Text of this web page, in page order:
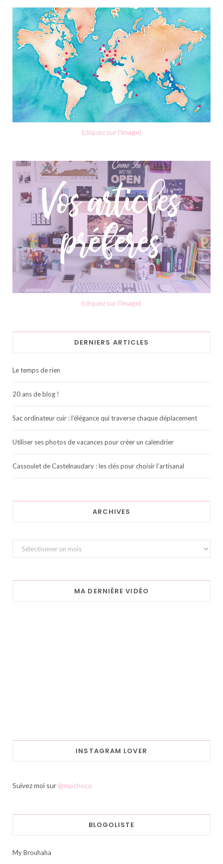
(cliquez sur l'image)
(cliquez sur l'image)
DERNIERS ARTICLES
Le temps de rien
20 ans de blog !
Sac ordinateur cuir : l’élégance qui traverse chaque déplacement
Utiliser ses photos de vacances pour créer un calendrier
Cassoulet de Castelnaudary : les clés pour choisir l’artisanal
ARCHIVES
Archives
MA DERNIÈRE VIDÉO
INSTAGRAM LOVER
Suivez moi sur @mpchoco
BLOGOLISTE
My Brouhaha